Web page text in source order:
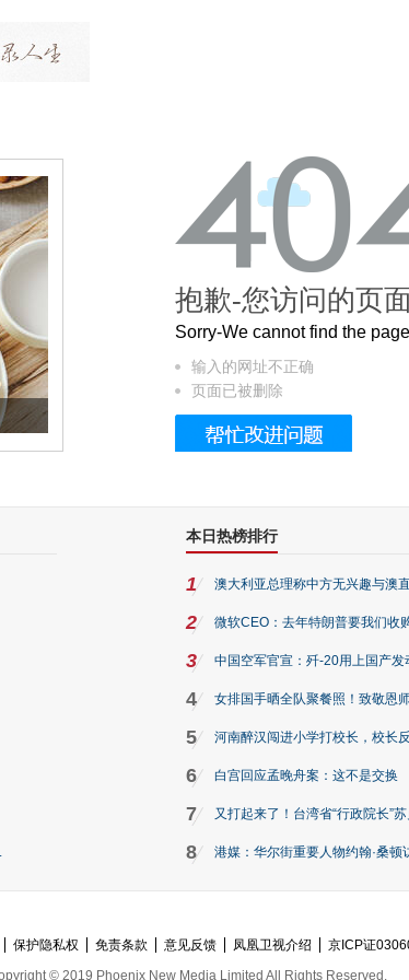
被列入佛家七宝的它到底有多美？
抱歉-您访问的页
Sorry-We cannot find the
输入的网址不正确
页面已被删除
本日热榜排行
1 澳大利亚总理称中方无兴趣与澳
2 微软CEO：去年特朗普要我们收
3 中国空军官宣：歼-20用上国产发
4 女排国手晒全队聚餐照！致敬恩
5 河南醉汉闯进小学打校长，校长
6 白宫回应孟晚舟案：这不是交换
7 又打起来了！台湾省“行政院长”
8 港媒：华尔街重要人物约翰·桑顿
保护隐私权 免责条款 意见反馈 凤凰卫视介绍 京ICP证
© 2019 Phoenix New Media Limited All Rights Reserved.